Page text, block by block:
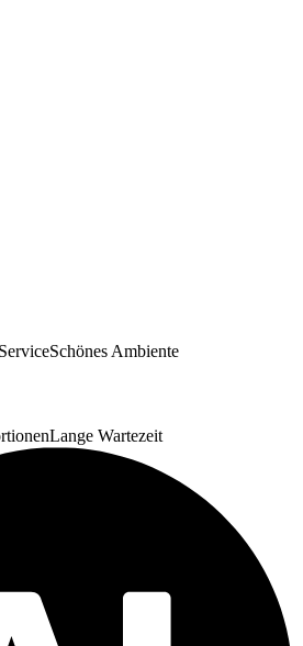
Schönes Ambiente
Lange Wartezeit